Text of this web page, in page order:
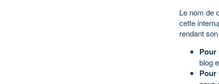
Le nom de
cette
rendant
Pour
blog
Pour